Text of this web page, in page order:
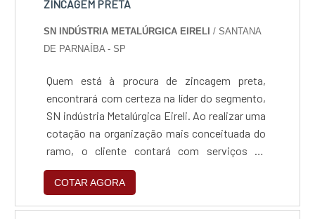
ZINCAGEM PRETA
SN INDÚSTRIA METALÚRGICA EIRELI/ SANTANA
DE PARNAÍBA - SP
Quem está à procura de zincagem preta,
encontrará com certeza na líder do segmento,
SN indústria Metalúrgica Eireli. Ao realizar uma
cotação na organização mais conceituada do
ramo, o cliente contará com serviços de
excelência e o suporte de especialistas para
sanar eventuais dúvidas.Quando o tema é
zincagem preta, com a SN indústria
COTAR AGORA